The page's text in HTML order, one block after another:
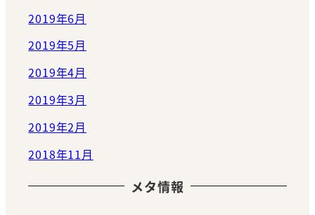
2019年6月
2019年5月
2019年4月
2019年3月
2019年2月
2018年11月
メタ情報